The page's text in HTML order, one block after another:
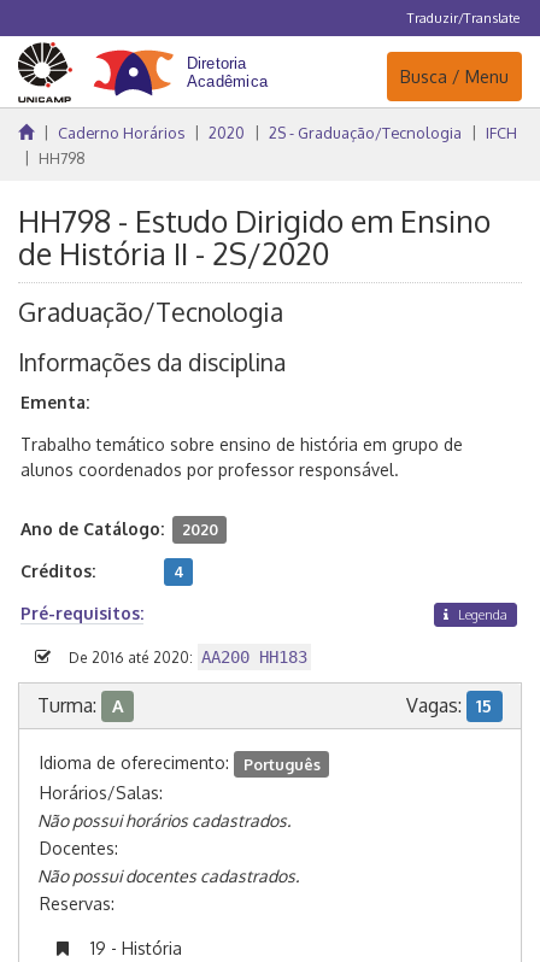
Traduzir/Translate
Navegação
Busca / Menu
Caderno Horários 2020 2S - Graduação/Tecnologia
IFCH
HH798
HH798 - Estudo Dirigido em Ensino
de História II - 2S/2020
Graduação/Tecnologia
Informações da disciplina
Ementa:
Trabalho temático sobre ensino de história em grupo de
alunos coordenados por professor responsável.
Ano de Catálogo: 2020
Créditos: 4
Pré-requisitos: Legenda
De 2016 até 2020: AA200 HH183
Turma: A Vagas: 15
Idioma de oferecimento: Português
Horários/Salas:
Não possui horários cadastrados.
Docentes:
Não possui docentes cadastrados.
Reservas:
19 - História